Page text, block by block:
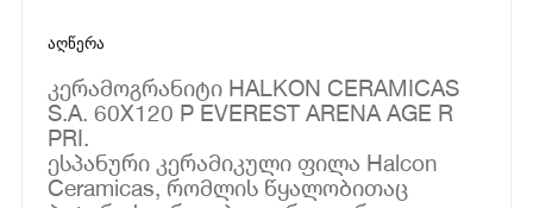
აღწერა
კერამოგრანიტი HALKON CERAMICAS
S.A. 60X120 P EVEREST ARENA AGE R
PRI.
ესპანური კერამიკული ფილა Halcon
Ceramicas, რომლის წყალობითაც